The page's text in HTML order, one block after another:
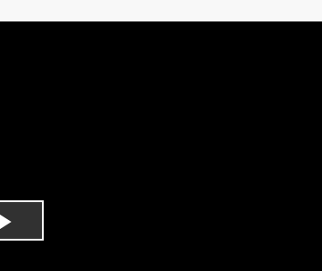
Play